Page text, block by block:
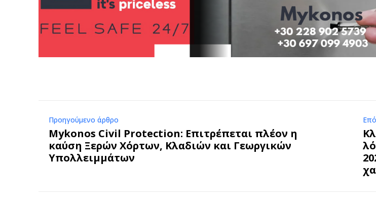
Προηγούμενο άρθρο
Mykonos Civil Protection: Επιτρέπεται πλέον η
καύση Ξερών Χόρτων, Κλαδιών και Γεωργικών
Υπολλειμμάτων